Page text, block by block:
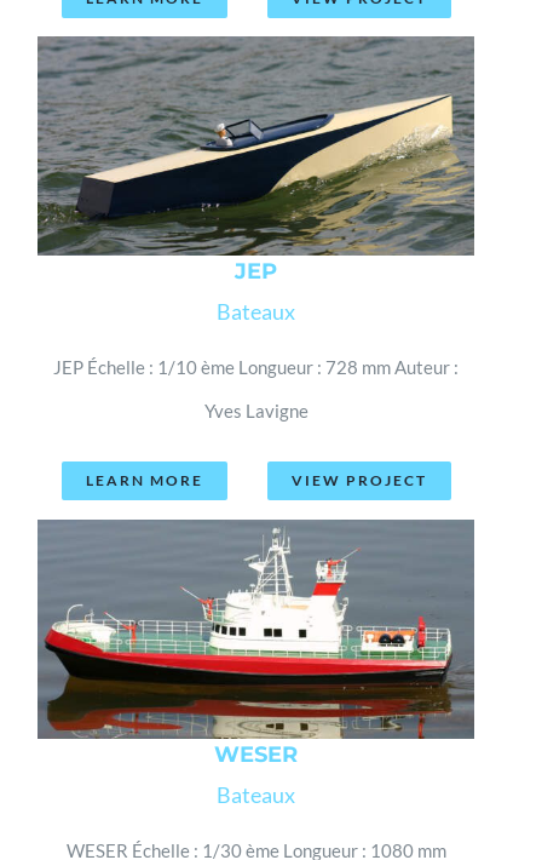
JEP
Bateaux
JEP Échelle : 1/10 ème Longueur : 728 mm Auteur :
Yves Lavigne
LEARN MORE VIEW PROJECT
WESER
Bateaux
WESER Échelle : 1/30 ème Longueur : 1080 mm